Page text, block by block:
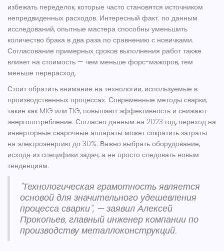
избежать переделок, которые часто становятся источником
непредвиденных расходов. Интересный факт: по данным
исследований, опытные мастера способны уменьшить
количество брака в два раза по сравнению с новичками.
Согласование примерных сроков выполнения работ также
влияет на стоимость — чем меньше форс-мажоров, тем
меньше перерасход.
Стоит обратить внимание на технологии, используемые в
производственных процессах. Современные методы сварки,
такие как MIG или TIG, повышают эффективность и снижают
энергопотребление. Согласно данным на 2023 год, переход на
инверторные сварочные аппараты может сократить затраты
на электроэнергию до 30%. Важно выбрать оборудование,
исходя из специфики задач, а не просто следовать новым
тенденциям.
"Технологическая грамотность является
основой для значительного удешевления
процесса сварки", — заявил Алексей
Прокопьев, главный инженер компании по
производству металлоконструкций.